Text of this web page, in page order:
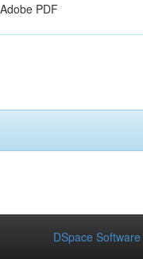
Adobe PDF
DSpace Software